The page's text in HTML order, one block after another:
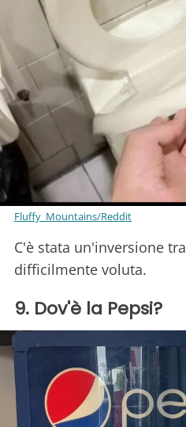
Fluffy_Mountains/Reddit
C'è stata un'inversione tra
difficilmente voluta.
9. Dov'è la Pepsi?